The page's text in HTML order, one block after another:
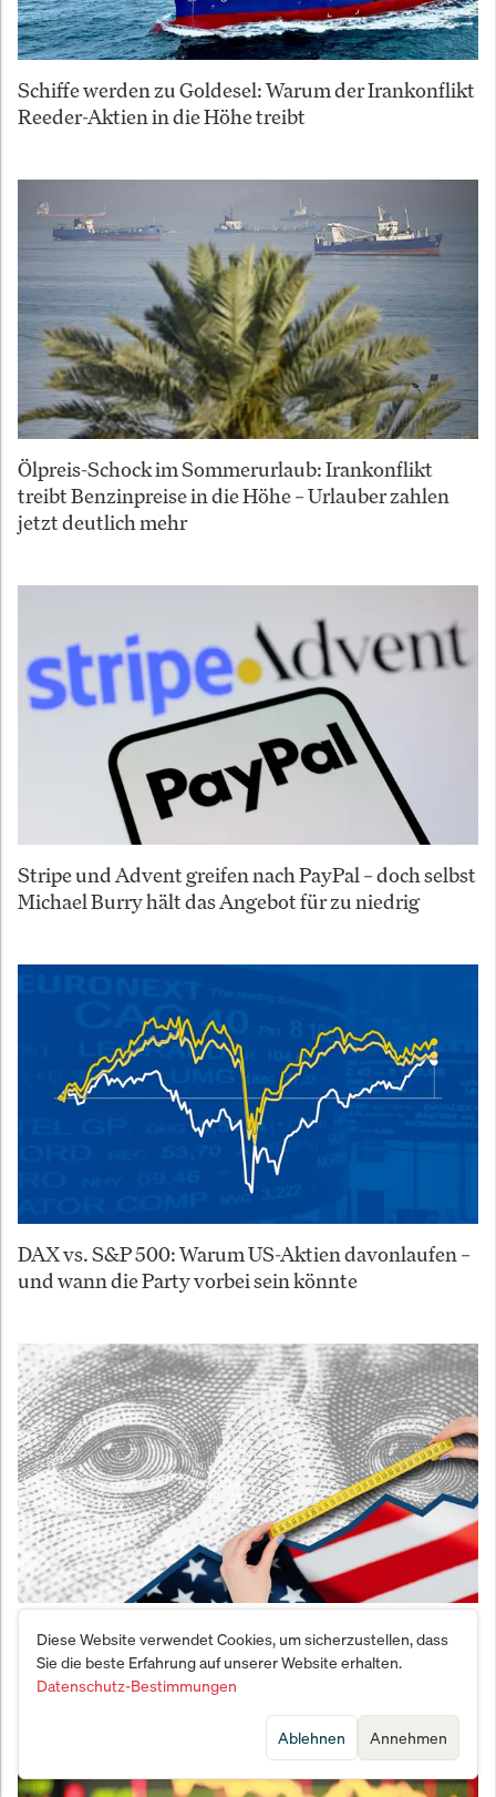
Schiffe werden zu Goldesel: Warum der Irankonflikt
Reeder-Aktien in die Höhe treibt
Ölpreis-Schock im Sommerurlaub: Irankonflikt
treibt Benzinpreise in die Höhe – Urlauber zahlen
jetzt deutlich mehr
Stripe und Advent greifen nach PayPal – doch selbst
Michael Burry hält das Angebot für zu niedrig
DAX vs. S&P 500: Warum US-Aktien davonlaufen –
und wann die Party vorbei sein könnte
Wall Street trotzt Inflations-Schock: Dow Jones und
S&P 500 landen nach dramatischem Tag im Plus
Diese Website verwendet Cookies, um sicherzustellen, dass
Sie die beste Erfahrung auf unserer Website erhalten.
Datenschutz-Bestimmungen
Annehmen
Ablehnen